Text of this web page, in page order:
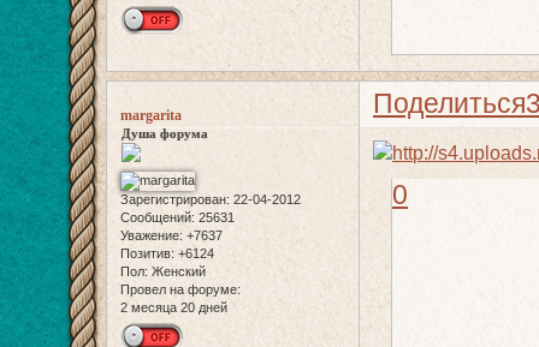
Поделиться
margarita
Душа форума
Зарегистрирован: 22-04-2012
Сообщений: 25631
Уважение: +7637
Позитив: +6124
Пол: Женский
Провел на форуме:
2 месяца 20 дней
0